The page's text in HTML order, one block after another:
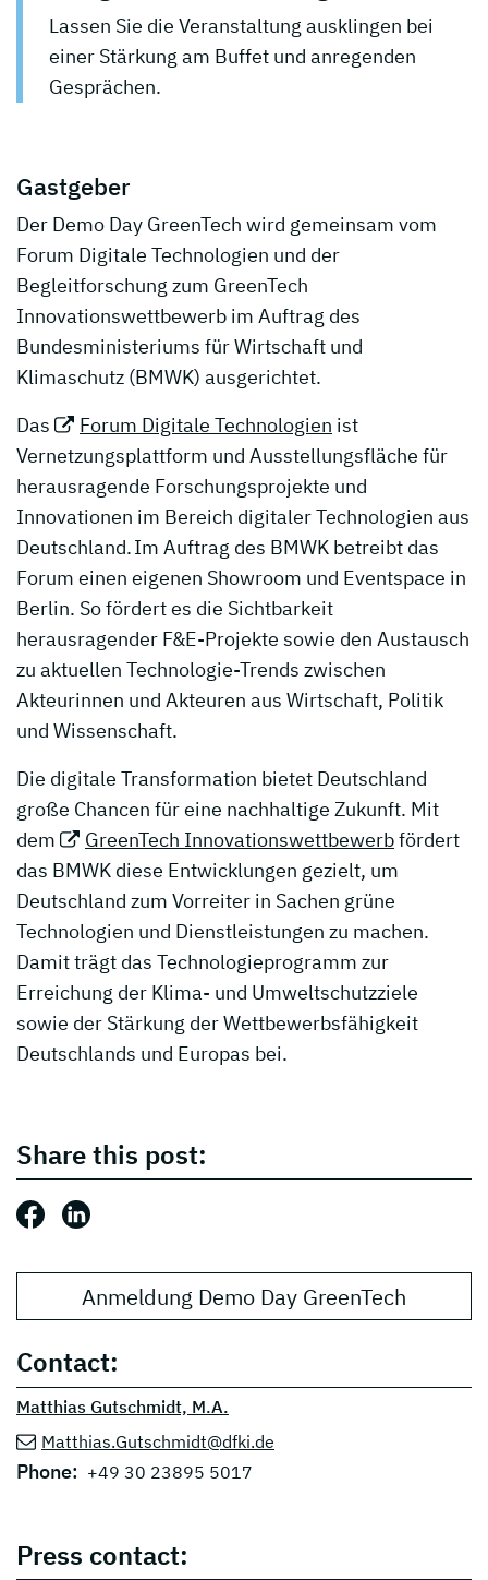
Lassen Sie die Veranstaltung ausklingen bei
einer Stärkung am Buffet und anregenden
Gesprächen.
Gastgeber
Der Demo Day GreenTech wird gemeinsam vom
Forum Digitale Technologien und der
Begleitforschung zum GreenTech
Innovationswettbewerb im Auftrag des
Bundesministeriums für Wirtschaft und
Klimaschutz (BMWK) ausgerichtet.
Das
Forum Digitale Technologien ist
Vernetzungsplattform und Ausstellungsfläche für
herausragende Forschungsprojekte und
Innovationen im Bereich digitaler Technologien aus
Deutschland. Im Auftrag des BMWK betreibt das
Forum einen eigenen Showroom und Eventspace in
Berlin. So fördert es die Sichtbarkeit
herausragender F&E-Projekte sowie den Austausch
zu aktuellen Technologie-Trends zwischen
Akteurinnen und Akteuren aus Wirtschaft, Politik
und Wissenschaft.
Die digitale Transformation bietet Deutschland
große Chancen für eine nachhaltige Zukunft. Mit
dem
GreenTech Innovationswettbewerbfördert
das BMWK diese Entwicklungen gezielt, um
Deutschland zum Vorreiter in Sachen grüne
Technologien und Dienstleistungen zu machen.
Damit trägt das Technologieprogramm zur
Erreichung der Klima- und Umweltschutzziele
sowie der Stärkung der Wettbewerbsfähigkeit
Deutschlands und Europas bei.
Share this post:
Share this post: Facebook
Share this post: LinkedIn
Anmeldung Demo Day GreenTech
Contact:
Matthias Gutschmidt, M.A.
Matthias.Gutschmidt@dfki.de
Phone: +49 30 23895 5017
Press contact: